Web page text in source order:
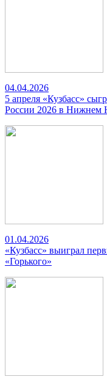
04.04.2026
5 апреля «Кузбасс»
России 2026 в Нижнем
01.04.2026
«Кузбасс» выиграл
«Горького»